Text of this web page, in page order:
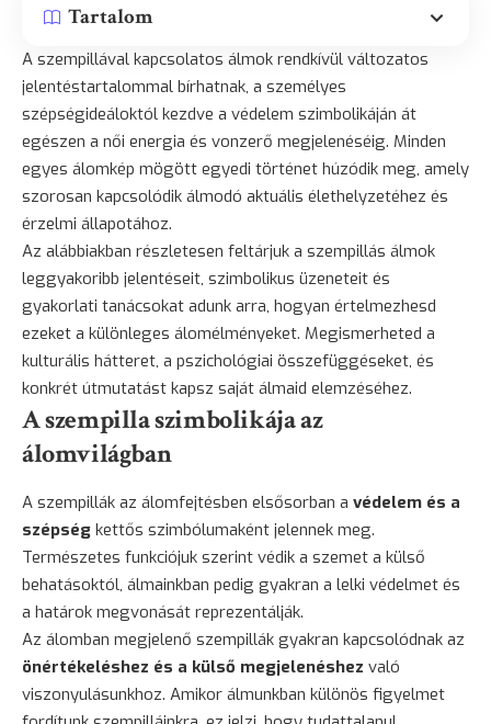
Tartalom
A szempillával kapcsolatos álmok rendkívül változatos
jelentéstartalommal bírhatnak, a személyes
szépségideáloktól kezdve a védelem szimbolikáján át
egészen a női energia és vonzerő megjelenéséig. Minden
egyes álomkép mögött egyedi történet húzódik meg, amely
szorosan kapcsolódik álmodó aktuális élethelyzetéhez és
érzelmi állapotához.
Az alábbiakban részletesen feltárjuk a szempillás álmok
leggyakoribb jelentéseit, szimbolikus üzeneteit és
gyakorlati tanácsokat adunk arra, hogyan értelmezhesd
ezeket a különleges álomélményeket. Megismerheted a
kulturális hátteret, a pszichológiai összefüggéseket, és
konkrét útmutatást kapsz saját álmaid elemzéséhez.
A szempilla szimbolikája az
álomvilágban
A szempillák az álomfejtésben elsősorban a védelem és a
szépség kettős szimbólumaként jelennek meg.
Természetes funkciójuk szerint védik a szemet a külső
behatásoktól, álmainkban pedig gyakran a lelki védelmet és
a határok megvonását reprezentálják.
Az álomban megjelenő szempillák gyakran kapcsolódnak az
önértékeléshez és a külső megjelenéshez való
viszonyulásunkhoz. Amikor álmunkban különös figyelmet